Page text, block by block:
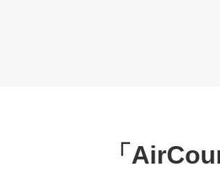
「